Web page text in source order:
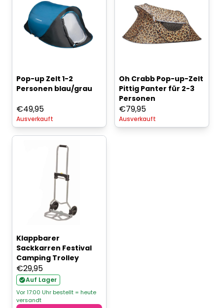
Pop-up Zelt 1-2
Personen blau/grau
€49,95
Ausverkauft
Oh Crabb Pop-up-Zelt
Pittig Panter für 2-3
Personen
€79,95
Ausverkauft
Klappbarer
Sackkarren Festival
Camping Trolley
€29,95
Auf Lager
Vor 17:00 Uhr bestellt = heute
versandt